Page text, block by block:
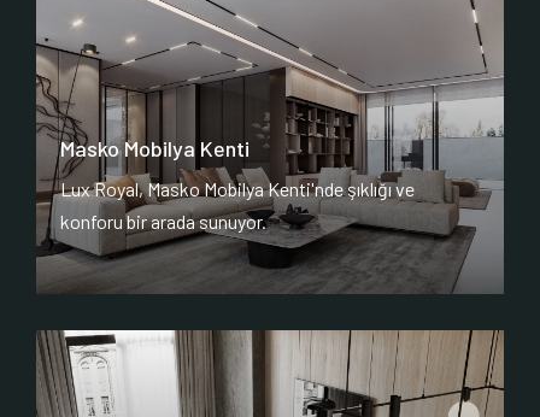
Masko Mobilya Kenti
Lux Royal, Masko Mobilya Kenti'nde şıklığı ve
konforu bir arada sunuyor.